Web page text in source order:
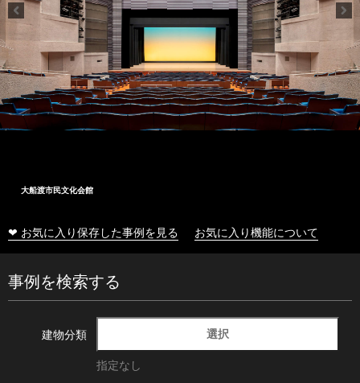
大船渡市民文化会館
❤ お気に入り保存した事例を見る お気に入り機能について
事例を検索する
建物分類 選択
指定なし